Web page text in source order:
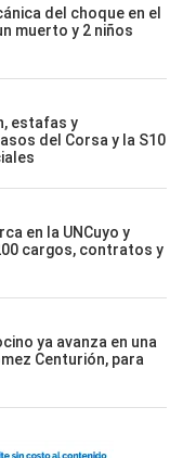
del choque en el
muerto y 2 niños
estafas y
del Corsa y la S10
en la UNCuyo y
cargos, contratos y
ya avanza en una
Centurión, para